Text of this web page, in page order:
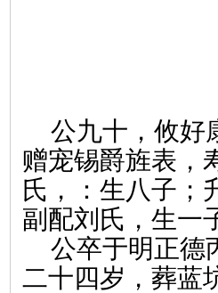
公九十，攸好
赠宠锡爵旌表，
氏，：生八子；
副配刘氏，生一
公卒于明正德
二十四岁，葬蓝